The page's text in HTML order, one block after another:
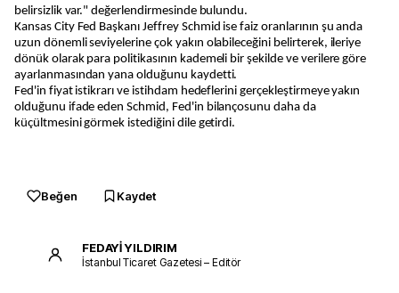
belirsizlik var." değerlendirmesinde bulundu.
Kansas City Fed Başkanı Jeffrey Schmid ise faiz oranlarının şu anda
uzun dönemli seviyelerine çok yakın olabileceğini belirterek, ileriye
dönük olarak para politikasının kademeli bir şekilde ve verilere göre
ayarlanmasından yana olduğunu kaydetti.
Fed'in fiyat istikrarı ve istihdam hedeflerini gerçekleştirmeye yakın
olduğunu ifade eden Schmid, Fed'in bilançosunu daha da
küçültmesini görmek istediğini dile getirdi.
Beğen Kaydet
FEDAYİ YILDIRIM
İstanbul Ticaret Gazetesi – Editör